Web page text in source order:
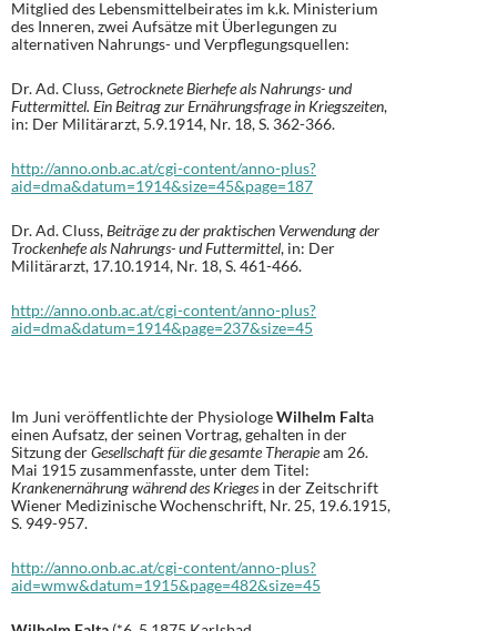
Mitglied des Lebensmittelbeirates im k.k. Ministerium
des Inneren, zwei Aufsätze mit Überlegungen zu
alternativen Nahrungs- und Verpflegungsquellen:
Dr. Ad. Cluss,Getrocknete Bierhefe als Nahrungs- und
Futtermittel. Ein Beitrag zur Ernährungsfrage in Kriegszeiten,
in: Der Militärarzt, 5.9.1914, Nr. 18, S. 362-366.
http://anno.onb.ac.at/cgi-content/anno-plus?
aid=dma&datum=1914&size=45&page=187
Dr. Ad. Cluss,Beiträge zu der praktischen Verwendung der
Trockenhefe als Nahrungs- und Futtermittel, in: Der
Militärarzt, 17.10.1914, Nr. 18, S. 461-466.
http://anno.onb.ac.at/cgi-content/anno-plus?
aid=dma&datum=1914&page=237&size=45
Im Juni veröffentlichte der PhysiologeWilhelm Falta
einen Aufsatz, der seinen Vortrag, gehalten in der
Sitzung derGesellschaft für die gesamte Therapieam 26.
Mai 1915 zusammenfasste, unter dem Titel:
Krankenernährung während des Krieges in der Zeitschrift
Wiener Medizinische Wochenschrift, Nr. 25, 19.6.1915,
S. 949-957.
http://anno.onb.ac.at/cgi-content/anno-plus?
aid=wmw&datum=1915&page=482&size=45